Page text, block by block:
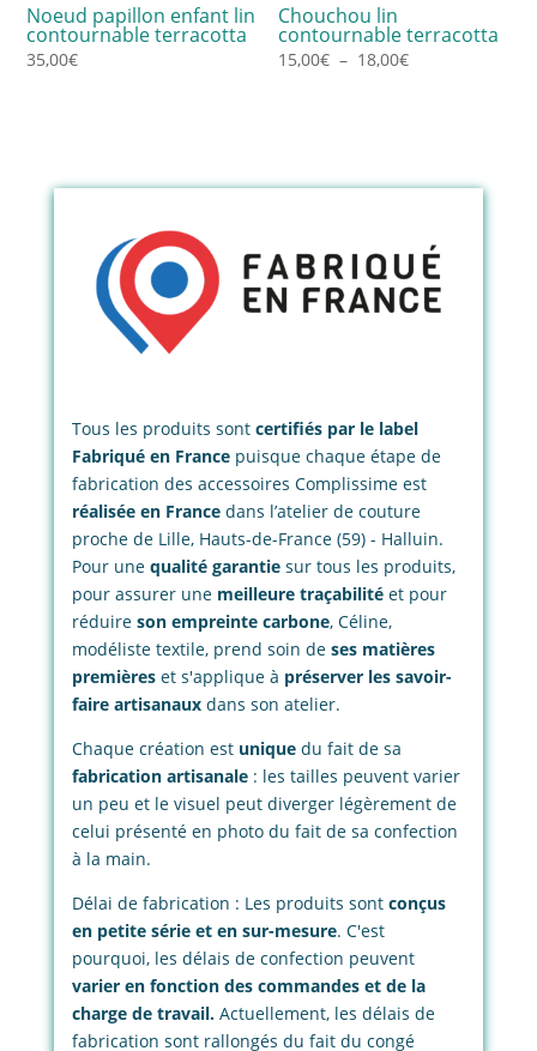
Noeud papillon enfant lin
contournable terracotta
35,00€
Chouchou lin
contournable terracotta
15,00€ – 18,00€Plage
à
Tous les produits sont certifiés par le label
Fabriqué en Francepuisque chaque étape de
fabrication des accessoires Complissime est
réalisée en France dans l’atelier de couture
proche de Lille, Hauts-de-France (59) - Halluin.
Pour unequalité garantiesur tous les produits,
pour assurer une meilleure traçabilitéet pour
réduire son empreinte carbone, Céline,
modéliste textile, prend soin de ses matières
premières et s'applique à préserver les savoir-
faire artisanauxdans son atelier.
Chaque création est uniquedu fait de sa
fabrication artisanale: les tailles peuvent varier
un peu et le visuel peut diverger légèrement de
celui présenté en photo du fait de sa confection
à la main.
Délai de fabrication : Les produits sont conçus
en petite série et en sur-mesure. C'est
pourquoi, les délais de confection peuvent
varier en fonction des commandes et de la
charge de travail.Actuellement, les délais de
fabrication sont rallongés du fait du congé